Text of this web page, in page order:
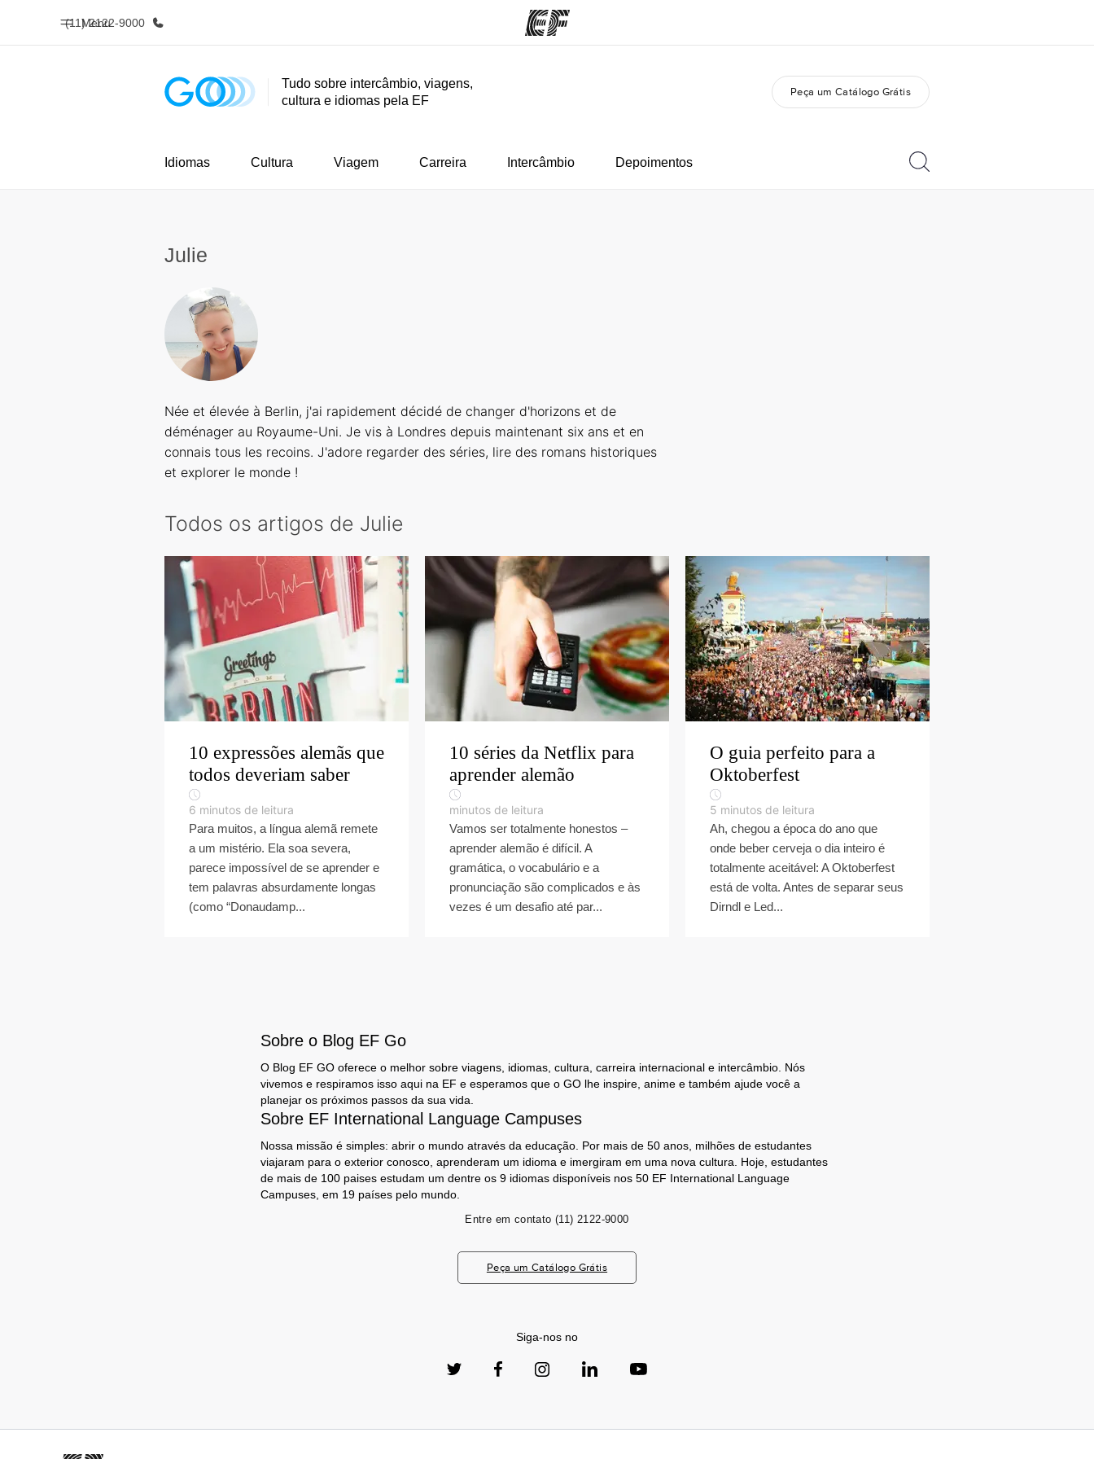
Menu
(11) 2122-9000
Início Programas Carreiras
Tudo sobre intercâmbio, viagens,
cultura e idiomas pela EF
Peça um Catálogo Grátis
Idiomas Cultura Viagem Carreira Intercâmbio Depoimentos
Julie
Née et élevée à Berlin, j'ai rapidement décidé de changer d'horizons et de
déménager au Royaume-Uni. Je vis à Londres depuis maintenant six ans et en
connais tous les recoins. J'adore regarder des séries, lire des romans historiques
et explorer le monde !
Todos os artigos de Julie
10 expressões alemãs que
todos deveriam saber
6 minutos de leitura
Para muitos, a língua alemã remete
a um mistério. Ela soa severa,
parece impossível de se aprender e
tem palavras absurdamente longas
(como “Donaudamp...
10 séries da Netflix para
aprender alemão
minutos de leitura
Vamos ser totalmente honestos –
aprender alemão é difícil. A
gramática, o vocabulário e a
pronunciação são complicados e às
vezes é um desafio até par...
O guia perfeito para a
Oktoberfest
5 minutos de leitura
Ah, chegou a época do ano que
onde beber cerveja o dia inteiro é
totalmente aceitável: A Oktoberfest
está de volta. Antes de separar seus
Dirndl e Led...
Sobre o Blog EF Go
O Blog EF GO oferece o melhor sobre viagens, idiomas, cultura, carreira internacional e intercâmbio. Nós
vivemos e respiramos isso aqui na EF e esperamos que o GO lhe inspire, anime e também ajude você a
planejar os próximos passos da sua vida.
Sobre EF International Language Campuses
Nossa missão é simples: abrir o mundo através da educação. Por mais de 50 anos, milhões de estudantes
viajaram para o exterior conosco, aprenderam um idioma e imergiram em uma nova cultura. Hoje, estudantes
de mais de 100 paises estudam um dentre os 9 idiomas disponíveis nos 50 EF International Language
Campuses, em 19 países pelo mundo.
Entre em contato (11) 2122-9000
Peça um Catálogo Grátis
Siga-nos no